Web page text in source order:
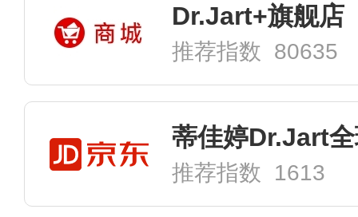
Dr.Jart+旗舰店
推荐指数 80635
推荐指数 1613